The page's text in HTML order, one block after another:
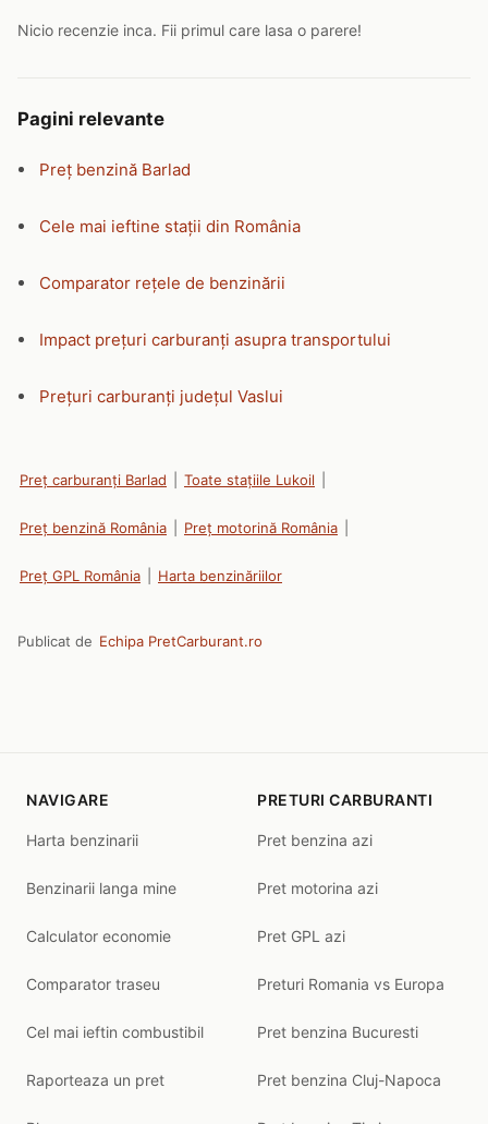
Nicio recenzie inca. Fii primul care lasa o parere!
Pagini relevante
Preț benzină Barlad
Cele mai ieftine stații din România
Comparator rețele de benzinării
Impact prețuri carburanți asupra transportului
Prețuri carburanți județul Vaslui
Preț carburanți Barlad Toate stațiile Lukoil
Preț benzină România Preț motorină România
Preț GPL România Harta benzinăriilor
Publicat de Echipa PretCarburant.ro
NAVIGARE
Harta benzinarii
Benzinarii langa mine
Calculator economie
Comparator traseu
Cel mai ieftin combustibil
Raporteaza un pret
PRETURI CARBURANTI
Pret benzina azi
Pret motorina azi
Pret GPL azi
Preturi Romania vs Europa
Pret benzina Bucuresti
Pret benzina Cluj-Napoca